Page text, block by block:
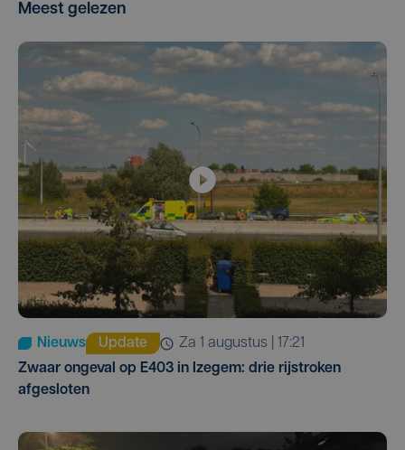
Meest gelezen
Nieuws Update
za 1 augustus | 17:21
Zwaar ongeval op E403 in Izegem: drie rijstroken
afgesloten